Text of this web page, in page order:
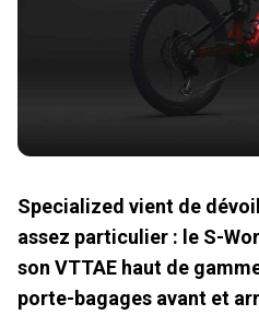
Specialized vient de
assez particulier : le S-
son VTTAE haut de
porte-bagages avant et